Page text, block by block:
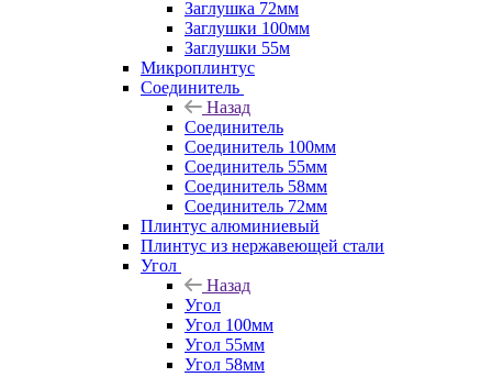
Заглушка 72мм
Заглушки 100мм
Заглушки 55м
Микроплинтус
Соединитель
Назад
Соединитель
Соединитель 100мм
Соединитель 55мм
Соединитель 58мм
Соединитель 72мм
Плинтус алюминиевый
Плинтус из нержавеющей стали
Угол
Назад
Угол
Угол 100мм
Угол 55мм
Угол 58мм